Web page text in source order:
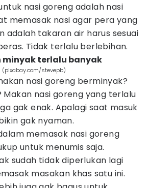
nasi goreng adalah nasi
memasak nasi agar pera yang
adalah takaran air harus sesuai
Tidak terlalu berlebihan.
minyak terlalu banyak
stevepb)
nasi goreng berminyak?
Makan nasi goreng yang terlalu
gak enak. Apalagi saat masuk
gak nyaman.
memasak nasi goreng
untuk menumis saja.
sudah tidak diperlukan lagi
masakan khas satu ini.